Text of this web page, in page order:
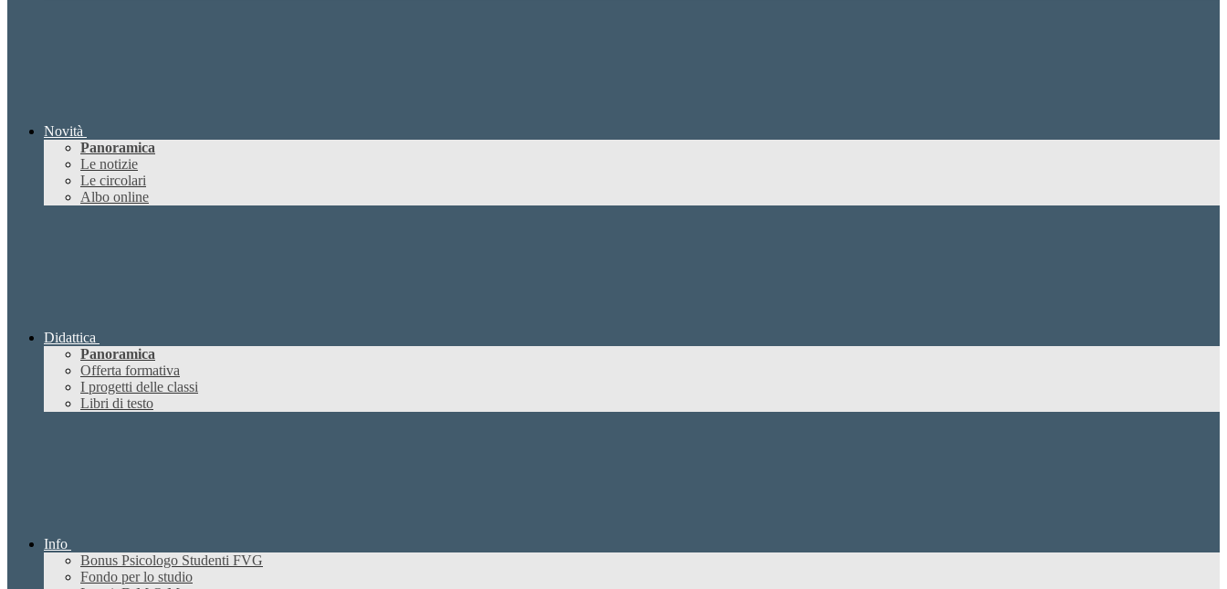
Novità
Panoramica
Le notizie
Le circolari
Albo online
Didattica
Panoramica
Offerta formativa
I progetti delle classi
Libri di testo
Info
Bonus Psicologo Studenti FVG
Fondo per lo studio